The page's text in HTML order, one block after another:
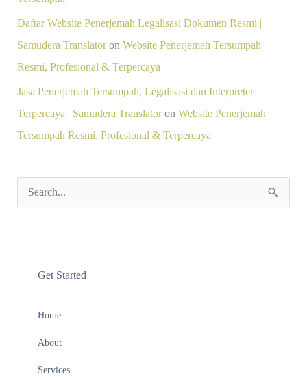
Daftar Website Penerjemah Legalisasi Dokumen Resmi |
Samudera Translatoron Website Penerjemah Tersumpah
Resmi, Profesional & Terpercaya
Jasa Penerjemah Tersumpah, Legalisasi dan Interpreter
Terpercaya | Samudera Translatoron Website Penerjemah
Tersumpah Resmi, Profesional & Terpercaya
Get Started
Home
About
Services